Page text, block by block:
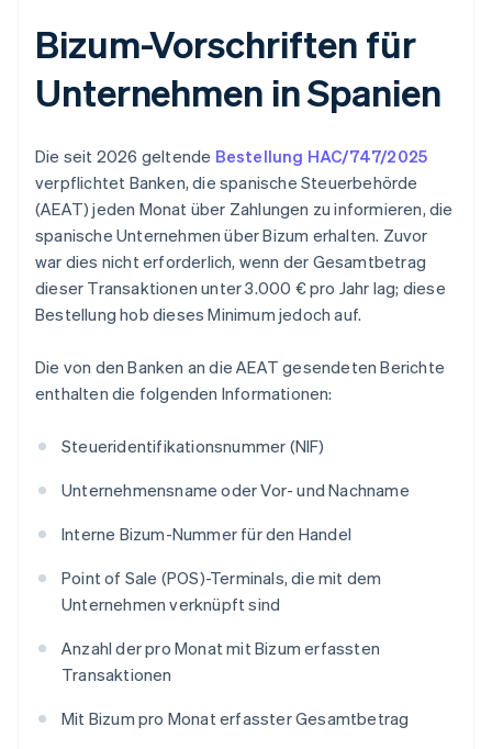
Bizum-Vorschriften für
Unternehmen in Spanien
Die seit 2026 geltende Bestellung HAC/747/2025
verpflichtet Banken, die spanische Steuerbehörde
(AEAT) jeden Monat über Zahlungen zu informieren, die
spanische Unternehmen über Bizum erhalten. Zuvor
war dies nicht erforderlich, wenn der Gesamtbetrag
dieser Transaktionen unter 3.000 € pro Jahr lag; diese
Bestellung hob dieses Minimum jedoch auf.
Die von den Banken an die AEAT gesendeten Berichte
enthalten die folgenden Informationen:
Steueridentifikationsnummer (NIF)
Unternehmensname oder Vor- und Nachname
Interne Bizum-Nummer für den Handel
Point of Sale (POS)-Terminals, die mit dem
Unternehmen verknüpft sind
Anzahl der pro Monat mit Bizum erfassten
Transaktionen
Mit Bizum pro Monat erfasster Gesamtbetrag